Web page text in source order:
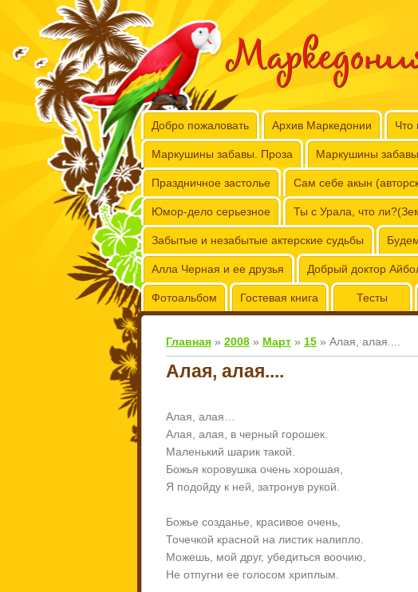
Добро пожаловать Архив Маркедонии Что
Маркушины забавы. Проза Маркушины
Праздничное застолье Сам себе акын
Юмор-дело серьезное Ты с Урала, что
Забытые и незабытые актерские судьбы
Алла Черная и ее друзья Добрый доктор
Фотоальбом Гостевая книга Тесты
Главная » 2008 » Март » 15 » Алая, алая....
Алая, алая....
Алая, алая…
Алая, алая, в черный горошек.
Маленький шарик такой.
Божья коровушка очень хорошая,
Я подойду к ней, затронув рукой.
Божье созданье, красивое очень,
Точечкой красной на листик налипло.
Можешь, мой друг, убедиться воочию,
Не отпугни ее голосом хриплым.